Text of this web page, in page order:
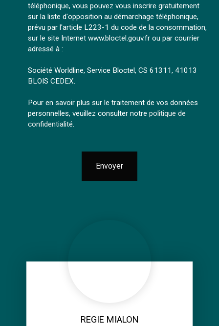
téléphonique, vous pouvez vous inscrire gratuitement
sur la liste d'opposition au démarchage téléphonique,
prévu par l'article L223-1 du code de la consommation,
sur le site Internet www.bloctel.gouv.fr ou par courrier
adressé à :
Société Worldline, Service Bloctel, CS 61311, 41013
BLOIS CEDEX.
Pour en savoir plus sur le traitement de vos données
personnelles, veuillez consulter notre politique de
confidentialité.
Envoyer
REGIE MIALON